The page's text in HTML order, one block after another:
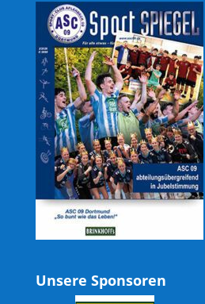
Unsere Sponsoren